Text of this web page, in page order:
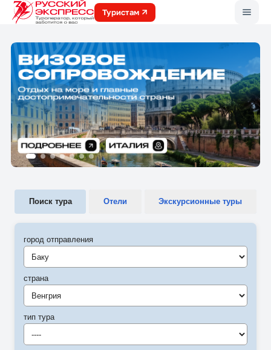
Туристам
Поиск тура Отели Экскурсионные туры
город отправления
Баку
страна
Венгрия
тип тура
----